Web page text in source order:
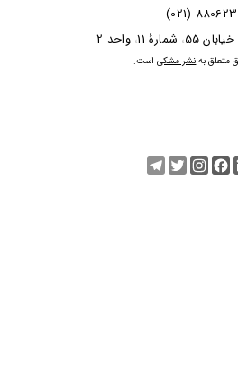
88062358
خیابان 55 ، شمارۀ 11 ،واحد 2
متعلق بهنشر مشکیاست.
Telegram
Twitter